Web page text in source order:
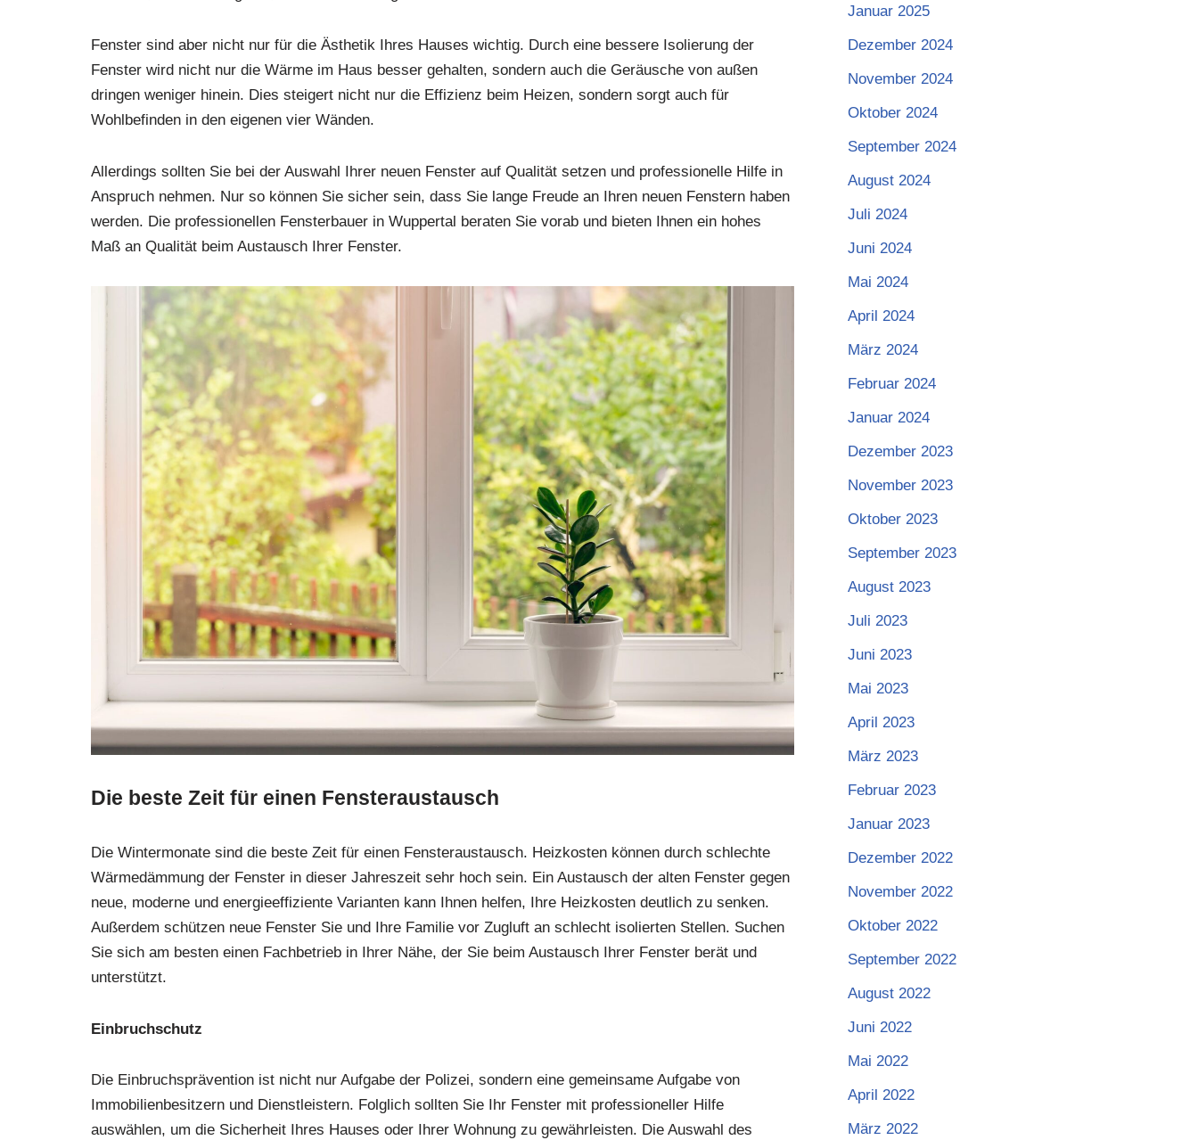
Fenster sind aber nicht nur für die Ästhetik Ihres Hauses wichtig. Durch eine bessere Isolierung der
Fenster wird nicht nur die Wärme im Haus besser gehalten, sondern auch die Geräusche von außen
dringen weniger hinein. Dies steigert nicht nur die Effizienz beim Heizen, sondern sorgt auch für
Wohlbefinden in den eigenen vier Wänden.
Allerdings sollten Sie bei der Auswahl Ihrer neuen Fenster auf Qualität setzen und professionelle Hilfe in
Anspruch nehmen. Nur so können Sie sicher sein, dass Sie lange Freude an Ihren neuen Fenstern haben
werden. Die professionellen Fensterbauer in Wuppertal beraten Sie vorab und bieten Ihnen ein hohes
Maß an Qualität beim Austausch Ihrer Fenster.
Die beste Zeit für einen Fensteraustausch
Die Wintermonate sind die beste Zeit für einen Fensteraustausch. Heizkosten können durch schlechte
Wärmedämmung der Fenster in dieser Jahreszeit sehr hoch sein. Ein Austausch der alten Fenster gegen
neue, moderne und energieeffiziente Varianten kann Ihnen helfen, Ihre Heizkosten deutlich zu senken.
Außerdem schützen neue Fenster Sie und Ihre Familie vor Zugluft an schlecht isolierten Stellen. Suchen
Sie sich am besten einen Fachbetrieb in Ihrer Nähe, der Sie beim Austausch Ihrer Fenster berät und
unterstützt.
Einbruchschutz
Die Einbruchsprävention ist nicht nur Aufgabe der Polizei, sondern eine gemeinsame Aufgabe von
Immobilienbesitzern und Dienstleistern. Folglich sollten Sie Ihr Fenster mit professioneller Hilfe
auswählen, um die Sicherheit Ihres Hauses oder Ihrer Wohnung zu gewährleisten. Die Auswahl des
Januar 2025
Dezember 2024
November 2024
Oktober 2024
September 2024
August 2024
Juli 2024
Juni 2024
Mai 2024
April 2024
März 2024
Februar 2024
Januar 2024
Dezember 2023
November 2023
Oktober 2023
September 2023
August 2023
Juli 2023
Juni 2023
Mai 2023
April 2023
März 2023
Februar 2023
Januar 2023
Dezember 2022
November 2022
Oktober 2022
September 2022
August 2022
Juni 2022
Mai 2022
April 2022
März 2022